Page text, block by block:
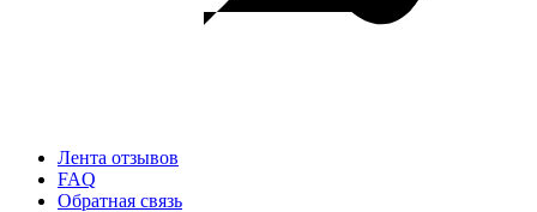
Лента отзывов
FAQ
Обратная связь